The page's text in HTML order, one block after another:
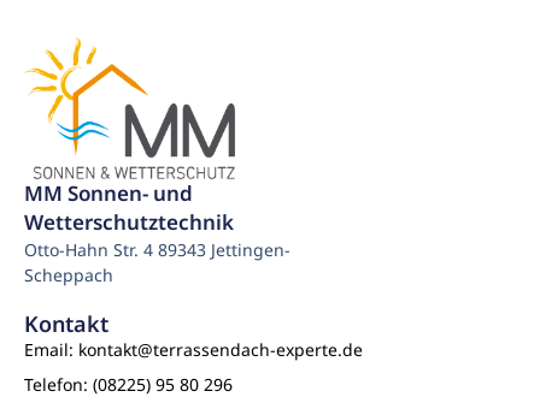
MM Sonnen- und
Wetterschutztechnik
Otto-Hahn Str. 4 89343 Jettingen-
Scheppach
Kontakt
Email: kontakt@terrassendach-experte.de
Telefon: (08225) 95 80 296